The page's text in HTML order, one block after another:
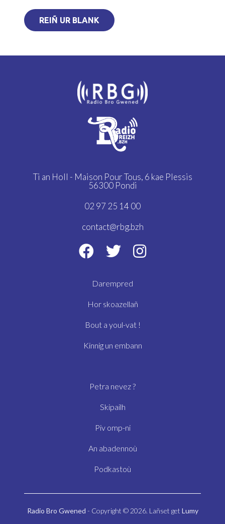
REIÑ UR BLANK
Ti an Holl - Maison Pour Tous, 6 kae Plessis
56300 Pondi
02 97 25 14 00
contact@rbg.bzh
Darempred
Hor skoazellañ
Bout a youl-vat !
Kinnig un embann
Petra nevez ?
Skipailh
Piv omp-ni
An abadennoù
Podkastoù
Radio Bro Gwened - Copyright © 2026. Lañset get Lumy